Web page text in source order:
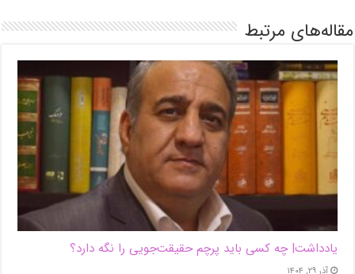
مقاله‌های مرتبط
یادداشت| ‌چه کسی باید پرچم حقیقت‌جویی را نگه دارد؟
آذر ۲۹, ۱۴۰۴